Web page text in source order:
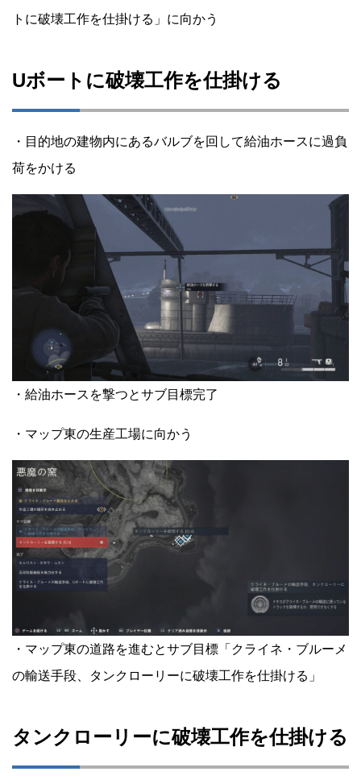
トに破壊工作を仕掛ける」に向かう
Uボートに破壊工作を仕掛ける
・目的地の建物内にあるバルブを回して給油ホースに過負
荷をかける
・給油ホースを撃つとサブ目標完了
・マップ東の生産工場に向かう
・マップ東の道路を進むとサブ目標「クライネ・ブルーメ
の輸送手段、タンクローリーに破壊工作を仕掛ける」
タンクローリーに破壊工作を仕掛ける